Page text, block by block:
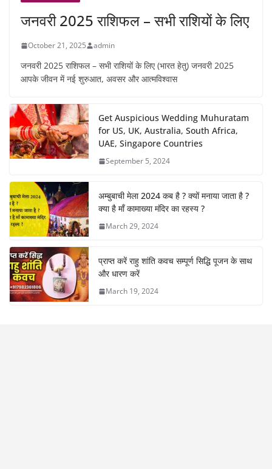
जनवरी 2025 राशिफल – सभी राशियों के लिए
October 21, 2025 admin
जनवरी 2025 राशिफल – सभी राशियों के लिए (भारत हेतु) जनवरी 2025
आपके जीवन में नई शुरुआत, अवसर और आत्मविश्वास
Get Auspicious Wedding Muhuratam
for US, UK, Australia, South Africa,
UAE, Singapore Countries
September 5, 2024
अम्बुबाची मेला 2024 कब है ? क्यों मनाया जाता है ?
क्या है माँ कामाख्या मंदिर का रहस्य ?
March 29, 2024
प्राप्त करें राहु शांति कवच सम्पूर्ण सिद्धि पूजन के साथ
और धारण करें
March 19, 2024